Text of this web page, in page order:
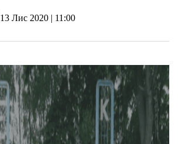
13 Лис 2020 | 11:00